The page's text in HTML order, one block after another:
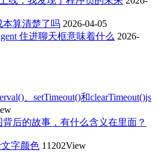
本算清楚了吗 2026-04-05
住进聊天框意味着什么 2026-
、setTimeout()和clearTimeout()js
后的故事，有什么含义在里面？
文字颜色 11202View